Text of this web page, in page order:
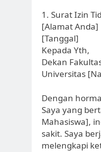
1. Surat Izin
[Alamat Anda]
[Tanggal]
Kepada Yth,
Dekan
Universitas
Dengan
Saya yang
Mahasiswa],
sakit. Saya
melengkapi